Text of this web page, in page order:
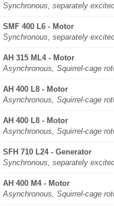
Synchronous, separately
SMF 400 L6 - Motor
Synchronous, separately
AH 315 ML4 - Motor
Asynchronous, Squirrel-cage
AH 400 L8 - Motor
Asynchronous, Squirrel-cage
AH 400 L8 - Motor
Asynchronous, Squirrel-cage
SFH 710 L24 - Generator
Synchronous, separately
AH 400 M4 - Motor
Asynchronous, Squirrel-cage